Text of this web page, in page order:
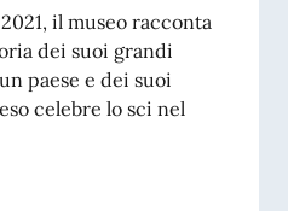
il museo racconta
dei suoi grandi
paese e dei suoi
celebre lo sci nel